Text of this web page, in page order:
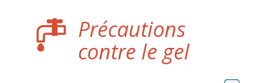
Précautions
contre le gel